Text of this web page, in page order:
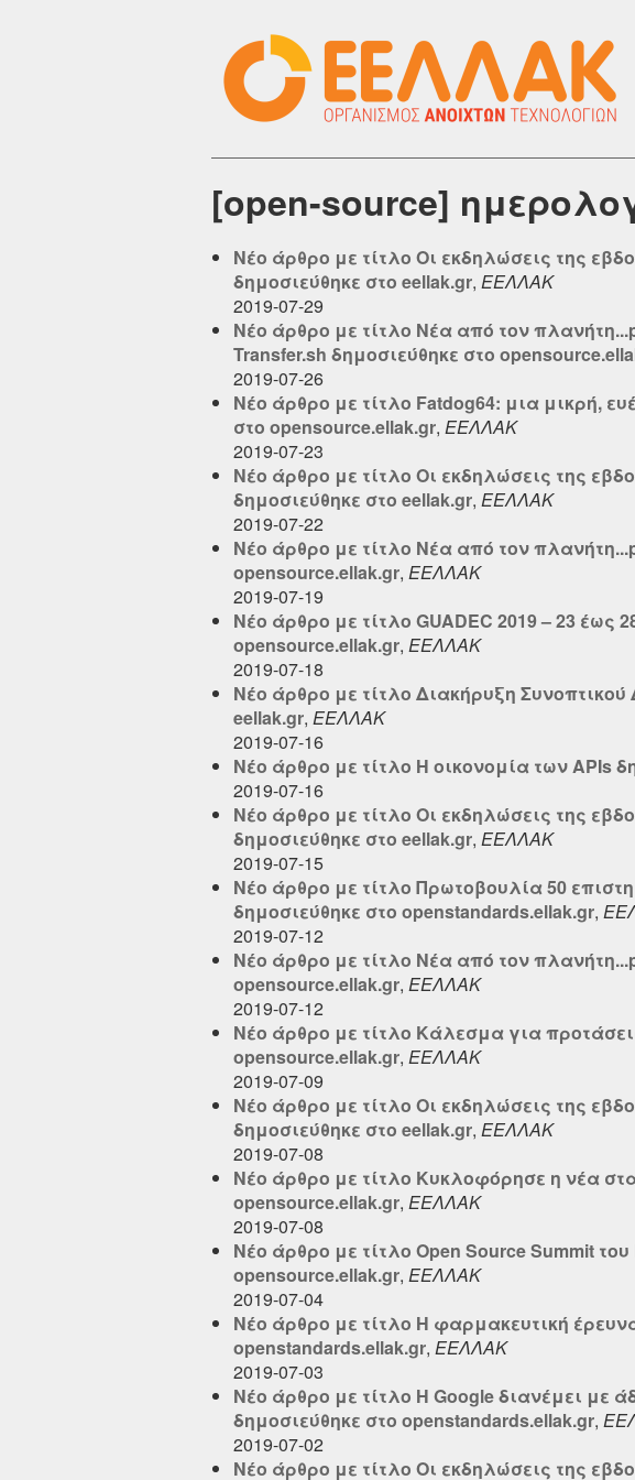
[open-source]
Νέο άρθρο με τίτλο Οι εκδηλώσεις της
δημοσιεύθηκε στο eellak.gr, ΕΕΛΛΑΚ
2019-07-29
Νέο άρθρο με τίτλο Νέα από τον
Transfer.sh δημοσιεύθηκε στο
2019-07-26
Νέο άρθρο με τίτλο Fatdog64: μια μικρή,
στο opensource.ellak.gr, ΕΕΛΛΑΚ
2019-07-23
Νέο άρθρο με τίτλο Οι εκδηλώσεις της
δημοσιεύθηκε στο eellak.gr, ΕΕΛΛΑΚ
2019-07-22
Νέο άρθρο με τίτλο Νέα από τον
opensource.ellak.gr, ΕΕΛΛΑΚ
2019-07-19
Νέο άρθρο με τίτλο GUADEC 2019 – 23
opensource.ellak.gr, ΕΕΛΛΑΚ
2019-07-18
Νέο άρθρο με τίτλο Διακήρυξη
eellak.gr, ΕΕΛΛΑΚ
2019-07-16
Νέο άρθρο με τίτλο Η οικονομία των APIs
2019-07-16
Νέο άρθρο με τίτλο Οι εκδηλώσεις της
δημοσιεύθηκε στο eellak.gr, ΕΕΛΛΑΚ
2019-07-15
Νέο άρθρο με τίτλο Πρωτοβουλία 50
δημοσιεύθηκε στο openstandards.ellak.gr,
2019-07-12
Νέο άρθρο με τίτλο Νέα από τον
opensource.ellak.gr, ΕΕΛΛΑΚ
2019-07-12
Νέο άρθρο με τίτλο Κάλεσμα για
opensource.ellak.gr, ΕΕΛΛΑΚ
2019-07-09
Νέο άρθρο με τίτλο Οι εκδηλώσεις της
δημοσιεύθηκε στο eellak.gr, ΕΕΛΛΑΚ
2019-07-08
Νέο άρθρο με τίτλο Κυκλοφόρησε η νέα
opensource.ellak.gr, ΕΕΛΛΑΚ
2019-07-08
Νέο άρθρο με τίτλο Open Source Summit
opensource.ellak.gr, ΕΕΛΛΑΚ
2019-07-04
Νέο άρθρο με τίτλο Η φαρμακευτική
openstandards.ellak.gr, ΕΕΛΛΑΚ
2019-07-03
Νέο άρθρο με τίτλο Η Google διανέμει με
δημοσιεύθηκε στο openstandards.ellak.gr,
2019-07-02
Νέο άρθρο με τίτλο Οι εκδηλώσεις της